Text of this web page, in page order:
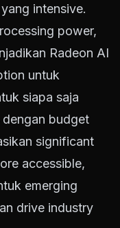
intensive.
power,
Radeon AI
untuk
siapa saja
budget
significant
accessible,
emerging
drive industry